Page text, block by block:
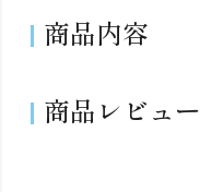
商品内容
商品レビュー